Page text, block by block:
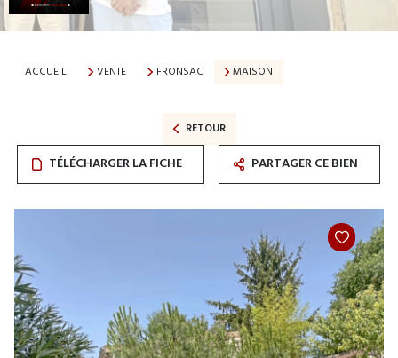
ACCUEIL VENTE FRONSAC MAISON
RETOUR
TÉLÉCHARGER LA FICHE PARTAGER CE BIEN